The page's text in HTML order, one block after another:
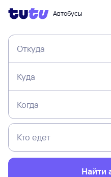
Автобусы
Откуда
Куда
Когда
Кто едет
Найти